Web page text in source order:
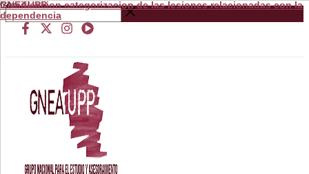
Ir
al
contenido
Buscar
…
Clasificacion categorizacion de las lesiones relacionadas con la
dependencia
from
GNEAUPP.